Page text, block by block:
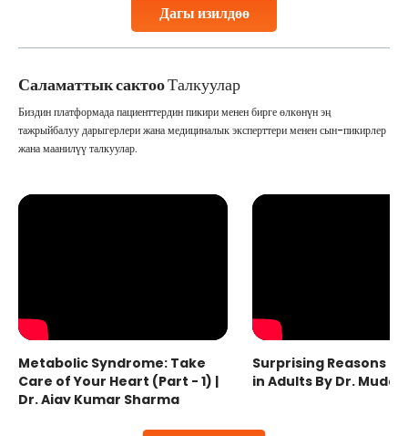
Дагы изилдөө
Саламаттык сактооТалкуулар
Биздин платформада пациенттердин пикири менен бирге өлкөнүн эң
тажрыйбалуу дарыгерлери жана медициналык эксперттери менен сын-пикирлер
жана маанилүү талкуулар.
Metabolic Syndrome: Take
Care of Your Heart (Part - 1) |
Dr. Ajay Kumar Sharma
Surprising Reasons
in Adults By Dr.